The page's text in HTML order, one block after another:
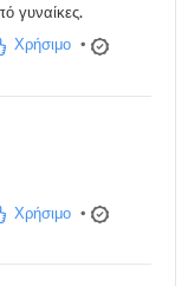
γυναίκες.
Χρήσιμο •
Χρήσιμο •